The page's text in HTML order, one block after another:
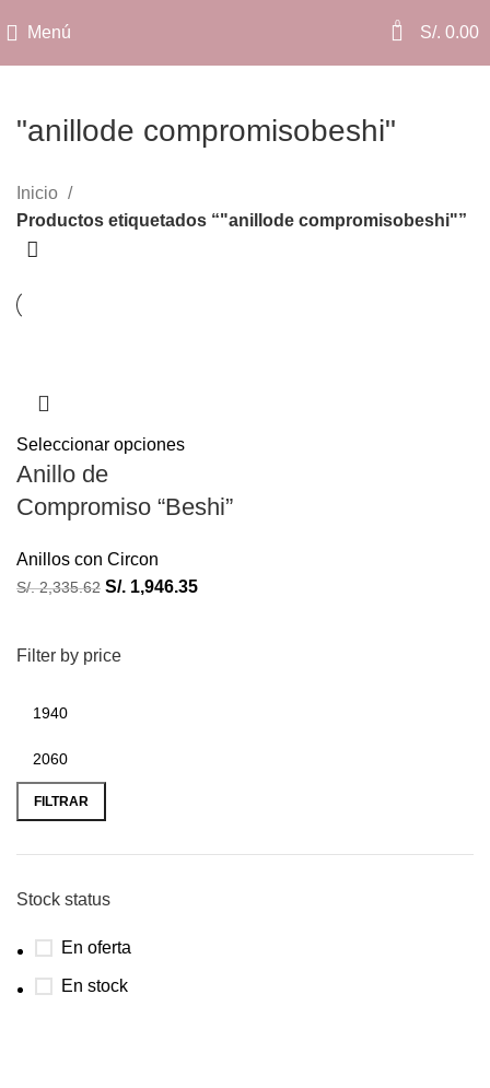
Menú 0 S/. 0.00
"anillode compromisobeshi"
Categorías
Filter by price
FILTRAR
Stock status
En oferta
En stock
Inicio
Productos etiquetados “"anillode compromisobeshi"”
Seleccionar opciones
Anillo de
Compromiso “Beshi”
Anillos con Circon
S/.2,335.62 S/. 1,946.35